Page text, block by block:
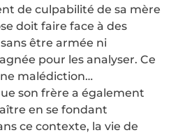
de culpabilité de sa mère
doit faire face à des
être armée ni
pour les analyser. Ce
malédiction…
son frère a également
en se fondant
ce contexte, la vie de